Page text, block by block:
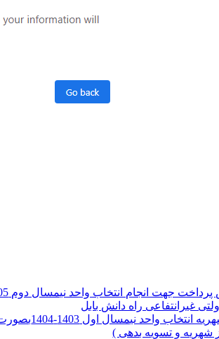
جهت انجام انتخاب واحد نیمسال دوم 1405-1404
غیرانتفاعی راه دانش بابل
نیمسال اول 1403-1404بصورت علی الحساب)
شهریه و تسویه بدهی )